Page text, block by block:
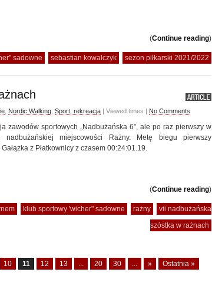
(Continue reading)
sadowne sebastian kowalczyk sezon piłkarski 2021/2022
Nordic Walking Sport, rekreacja | Viewed times | No Comments
zawodów sportowych „Nadbużańska 6”, ale po raz pierwszy w
nadbużańskiej miejscowości Rażny. Metę biegu pierwszy
z Płatkownicy z czasem 00:24:01.19.
(Continue reading)
klub sportowy 'wicher" sadowne rażny
vii nadbużańska
szóstka w rażnach
10 11 12 13 ... 20 30 ... » Ostatnia »